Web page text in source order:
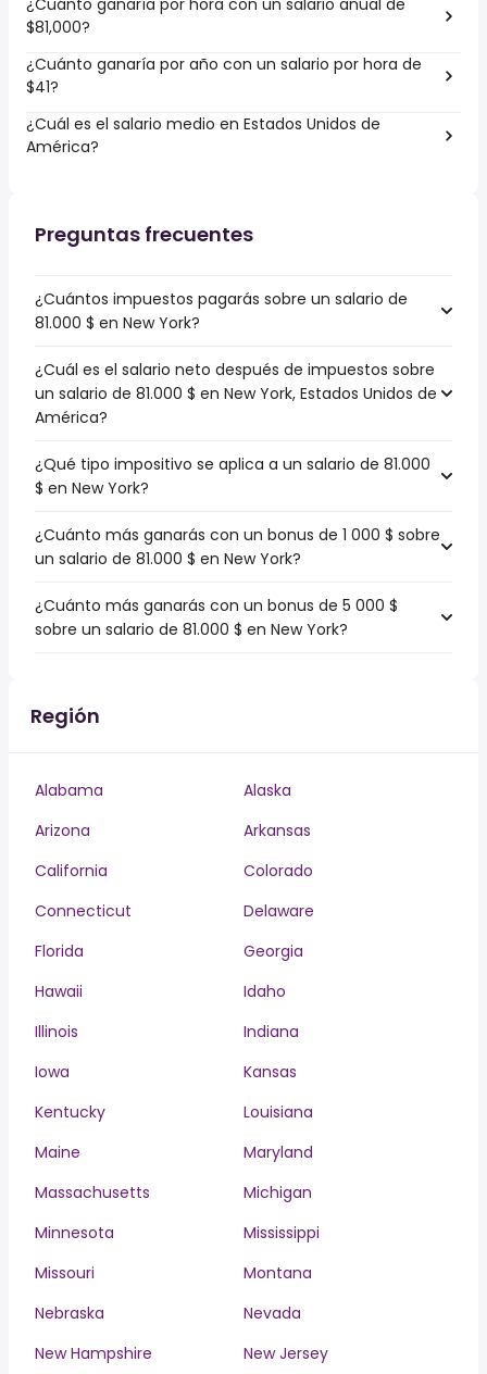
¿Cuánto ganaría por hora con un salario anual de
$81,000?
¿Cuánto ganaría por año con un salario por hora de
$41?
¿Cuál es el salario medio en Estados Unidos de
América?
Preguntas frecuentes
¿Cuántos impuestos pagarás sobre un salario de
81.000 $ en New York?
¿Cuál es el salario neto después de impuestos sobre
un salario de 81.000 $ en New York, Estados Unidos de
América?
¿Qué tipo impositivo se aplica a un salario de 81.000
$ en New York?
¿Cuánto más ganarás con un bonus de 1 000 $ sobre
un salario de 81.000 $ en New York?
¿Cuánto más ganarás con un bonus de 5 000 $
sobre un salario de 81.000 $ en New York?
Región
Alabama
Alaska
Arizona
Arkansas
California
Colorado
Connecticut
Delaware
Florida
Georgia
Hawaii
Idaho
Illinois
Indiana
Iowa
Kansas
Kentucky
Louisiana
Maine
Maryland
Massachusetts
Michigan
Minnesota
Mississippi
Missouri
Montana
Nebraska
Nevada
New Hampshire
New Jersey